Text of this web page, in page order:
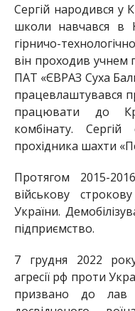
Сергій народився у
школи навчався в
гірничо-
він проходив учнем
ПАТ «ЄВРАЗ Суха
працевлаштувався
працювати до
комбінату.
прохідника шахти
Протягом 2015-
військову
України.
підприємство.
7 грудня 2022
агресії рф проти
призвано до лав